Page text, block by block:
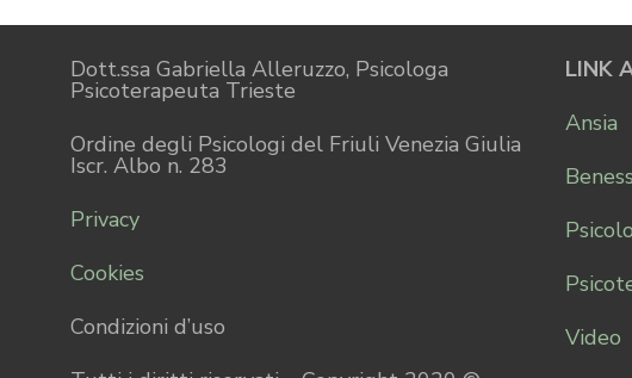
Dott.ssa Gabriella Alleruzzo, Psicologa
Psicoterapeuta Trieste
Ordine degli Psicologi del Friuli Venezia Giulia
Iscr. Albo n. 283
Privacy
Cookies
Condizioni d’uso
LINK
Ansia
Video